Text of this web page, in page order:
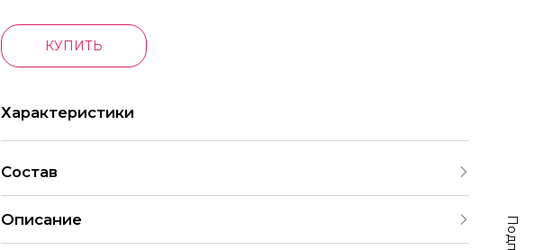
КУПИТЬ
Характеристики
Состав
Описание